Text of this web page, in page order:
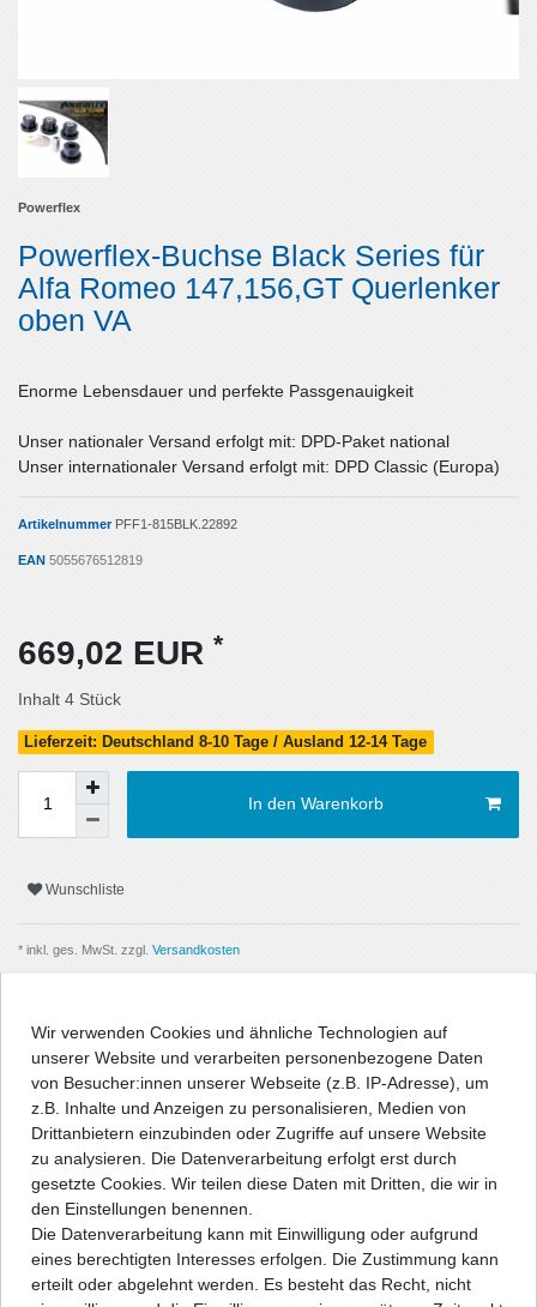
Powerflex
Powerflex-Buchse Black Series für
Alfa Romeo 147,156,GT Querlenker
oben VA
Enorme Lebensdauer und perfekte Passgenauigkeit
Unser nationaler Versand erfolgt mit: DPD-Paket national
Unser internationaler Versand erfolgt mit: DPD Classic (Europa)
Artikelnummer PFF1-815BLK.22892
EAN 5055676512819
669,02 EUR *
Inhalt 4 Stück
Lieferzeit: Deutschland 8-10 Tage / Ausland 12-14 Tage
In den Warenkorb
Wunschliste
* inkl. ges. MwSt. zzgl. Versandkosten
Beschreibung
Technische Daten
Angaben Produktsicherheit
" />
Wir verwenden Cookies und ähnliche Technologien auf
unserer Website und verarbeiten personenbezogene Daten
von Besucher:innen unserer Webseite (z.B. IP-Adresse), um
z.B. Inhalte und Anzeigen zu personalisieren, Medien von
Drittanbietern einzubinden oder Zugriffe auf unsere Website
zu analysieren. Die Datenverarbeitung erfolgt erst durch
gesetzte Cookies. Wir teilen diese Daten mit Dritten, die wir in
den Einstellungen benennen.
Die Datenverarbeitung kann mit Einwilligung oder aufgrund
eines berechtigten Interesses erfolgen. Die Zustimmung kann
erteilt oder abgelehnt werden. Es besteht das Recht, nicht